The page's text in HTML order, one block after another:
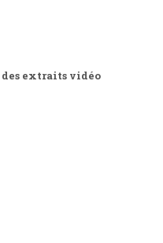
extraits vidéo